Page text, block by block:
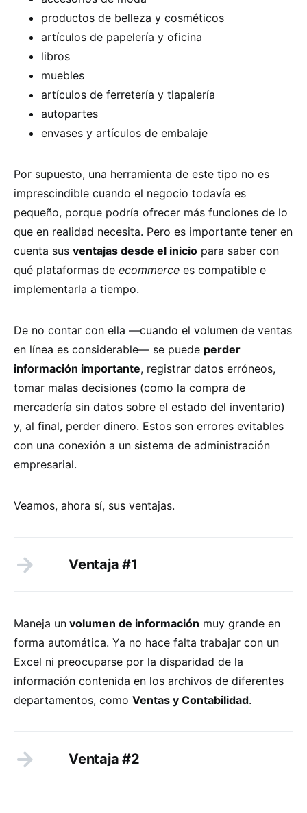
productos de belleza y cosméticos
artículos de papelería y oficina
libros
muebles
artículos de ferretería y tlapalería
autopartes
envases y artículos de embalaje
Por supuesto, una herramienta de este tipo no es
imprescindible cuando el negocio todavía es
pequeño, porque podría ofrecer más funciones de lo
que en realidad necesita. Pero es importante tener en
cuenta sus ventajas desde el inicio para saber con
qué plataformas de ecommerce es compatible e
implementarla a tiempo.
De no contar con ella —cuando el volumen de ventas
en línea es considerable— se puede perder
información importante, registrar datos erróneos,
tomar malas decisiones (como la compra de
mercadería sin datos sobre el estado del inventario)
y, al final, perder dinero. Estos son errores evitables
con una conexión a un sistema de administración
empresarial.
Veamos, ahora sí, sus ventajas.
Ventaja #1
Maneja un volumen de información muy grande en
forma automática. Ya no hace falta trabajar con un
Excel ni preocuparse por la disparidad de la
información contenida en los archivos de diferentes
departamentos, como Ventas y Contabilidad.
Ventaja #2